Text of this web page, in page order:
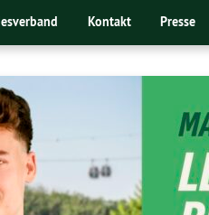
Kontakt Presse